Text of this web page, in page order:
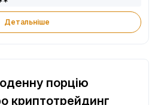
Детальніше
порцію
криптотрейдинг